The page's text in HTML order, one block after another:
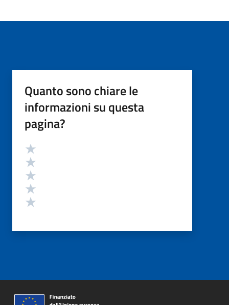
Quanto sono chiare le
informazioni su questa
pagina?
Valutazione